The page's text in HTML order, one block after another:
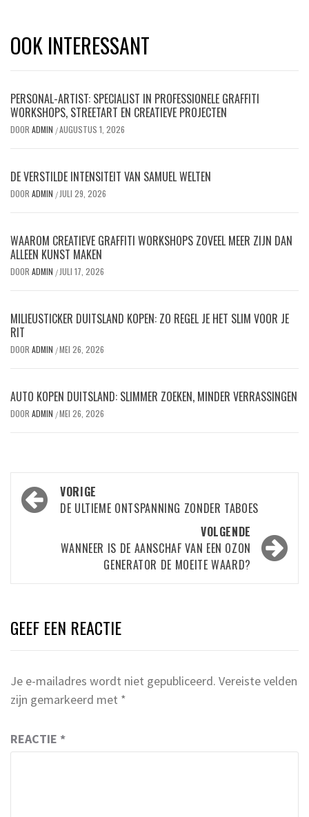
OOK INTERESSANT
PERSONAL-ARTIST: SPECIALIST IN PROFESSIONELE GRAFFITI
WORKSHOPS, STREETART EN CREATIEVE PROJECTEN
DOOR ADMIN /AUGUSTUS 1, 2026
DE VERSTILDE INTENSITEIT VAN SAMUEL WELTEN
DOOR ADMIN / JULI 29, 2026
WAAROM CREATIEVE GRAFFITI WORKSHOPS ZOVEEL MEER ZIJN DAN
ALLEEN KUNST MAKEN
DOOR ADMIN / JULI 17, 2026
MILIEUSTICKER DUITSLAND KOPEN: ZO REGEL JE HET SLIM VOOR JE
RIT
DOOR ADMIN /MEI 26, 2026
AUTO KOPEN DUITSLAND: SLIMMER ZOEKEN, MINDER VERRASSINGEN
DOOR ADMIN /MEI 26, 2026
Bericht
navigatie
VORIGE
DE ULTIEME ONTSPANNING ZONDER TABOES
VOLGENDE
WANNEER IS DE AANSCHAF VAN EEN OZON
GENERATOR DE MOEITE WAARD?
GEEF EEN REACTIE
Je e-mailadres wordt niet gepubliceerd. Vereiste velden
zijn gemarkeerd met *
REACTIE *